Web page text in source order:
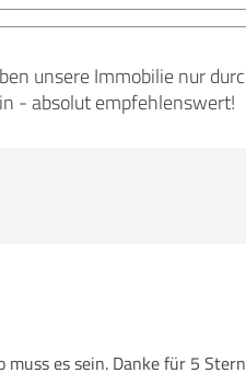
unsere Immobilie nur
- absolut empfehlenswert!
es sein. Danke für 5